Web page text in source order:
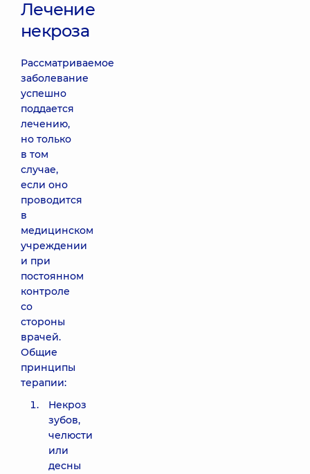
Лечение
некроза
Рассматриваемое
заболевание
успешно
поддается
лечению,
но только
в том
случае,
если оно
проводится
в
медицинском
учреждении
и при
постоянном
контроле
со
стороны
врачей.
Общие
принципы
терапии:
Некроз
зубов,
челюсти
или
десны